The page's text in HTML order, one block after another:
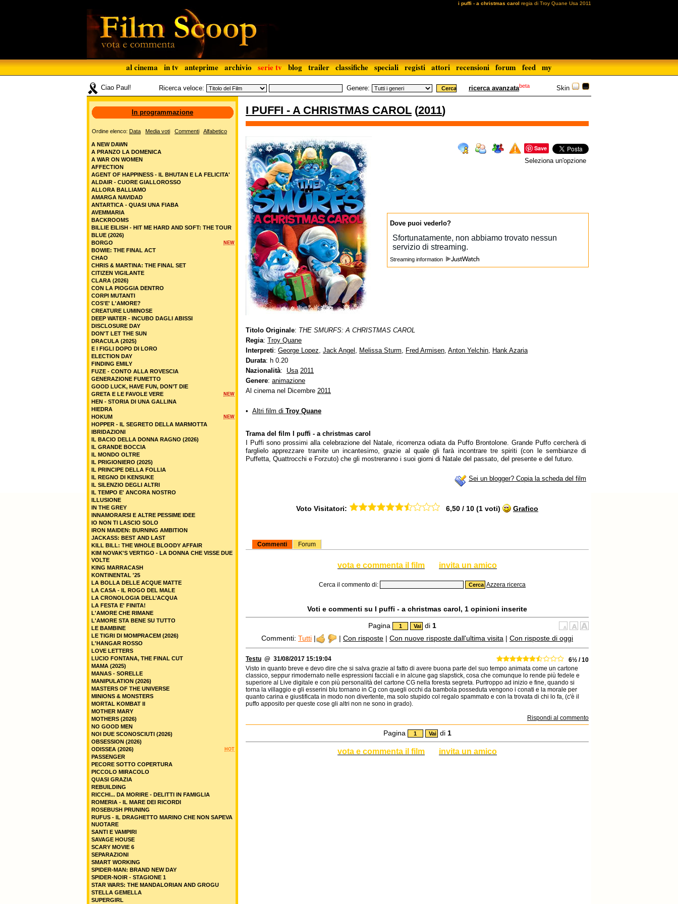
i puffi - a christmas carol regia di Troy Quane Usa 2011
al cinema in tv anteprime archivio serie tv blog trailer classifiche speciali registi attori recensioni forum feed my
Skin
Ciao Paul! Ricerca veloce: Genere: ricerca avanzatabeta
I PUFFI - A CHRISTMAS CAROL (2011)
Save
Seleziona un'opzione
Dove puoi vederlo?
Streaming information
Titolo Originale: THE SMURFS: A CHRISTMAS CAROL
Regia: Troy Quane
Interpreti: George Lopez, Jack Angel , Melissa Sturm, Fred Armisen, Anton Yelchin, Hank Azaria
Durata: h 0.20
Nazionalità: Usa 2011
Genere: animazione
Al cinema nel Dicembre 2011
• Altri film di Troy Quane
Trama del film I puffi - a christmas carol
I Puffi sono prossimi alla celebrazione del Natale, ricorrenza odiata da Puffo Brontolone. Grande Puffo cercherà di
farglielo apprezzare tramite un incantesimo, grazie al quale gli farà incontrare tre spiriti (con le sembianze di
Puffetta, Quattrocchi e Forzuto) che gli mostreranno i suoi giorni di Natale del passato, del presente e del futuro.
Sei un blogger? Copia la scheda del film
Voto Visitatori: 6,50 / 10 (1 voti) Grafico
Commenti Forum
vota e commenta il film invita un amico
Cerca il commento di: Azzera ricerca
Voti e commenti su I puffi - a christmas carol, 1 opinioni inserite
Pagina di 1
Commenti: Tutti | | Con risposte | Con nuove risposte dall'ultima visita | Con risposte di oggi
Testu @ 31/08/2017 15:19:04
6½ / 10
Visto in quanto breve e devo dire che si salva grazie al fatto di avere buona parte del suo tempo animata come un cartone
classico, seppur rimodernato nelle espressioni facciali e in alcune gag slapstick, cosa che comunque lo rende più fedele e
superiore al Live digitale e con più personalità del cartone CG nella foresta segreta. Purtroppo ad inizio e fine, quando si
torna la villaggio e gli esserini blu tornano in Cg con quegli occhi da bambola posseduta vengono i conati e la morale per
quanto carina e giustificata in modo non divertente, ma solo stupido col regalo spammato e con la trovata di chi lo fa, (c'è il
puffo apposito per queste cose gli altri non ne sono in grado).
Rispondi al commento
Pagina di 1
vota e commenta il film invita un amico
In programmazione
Ordine elenco: Data Media voti Commenti Alfabetico
A NEW DAWN
A PRANZO LA DOMENICA
A WAR ON WOMEN
AFFECTION
AGENT OF HAPPINESS - IL BHUTAN E LA FELICITA'
ALDAIR - CUORE GIALLOROSSO
ALLORA BALLIAMO
AMARGA NAVIDAD
ANTARTICA - QUASI UNA FIABA
AVEMMARIA
BACKROOMS
BILLIE EILISH - HIT ME HARD AND SOFT: THE TOUR
BLUE (2026)
NEW
BORGO
BOWIE: THE FINAL ACT
CHAO
CHRIS & MARTINA: THE FINAL SET
CITIZEN VIGILANTE
CLARA (2026)
CON LA PIOGGIA DENTRO
CORPI MUTANTI
COS'E' L'AMORE?
CREATURE LUMINOSE
DEEP WATER - INCUBO DAGLI ABISSI
DISCLOSURE DAY
DON'T LET THE SUN
DRACULA (2025)
E I FIGLI DOPO DI LORO
ELECTION DAY
FINDING EMILY
FUZE - CONTO ALLA ROVESCIA
GENERAZIONE FUMETTO
GOOD LUCK, HAVE FUN, DON’T DIE
NEW
GRETA E LE FAVOLE VERE
HEN - STORIA DI UNA GALLINA
HIEDRA
NEW
HOKUM
HOPPER - IL SEGRETO DELLA MARMOTTA
IBRIDAZIONI
IL BACIO DELLA DONNA RAGNO (2026)
IL GRANDE BOCCIA
IL MONDO OLTRE
IL PRIGIONIERO (2025)
IL PRINCIPE DELLA FOLLIA
IL REGNO DI KENSUKE
IL SILENZIO DEGLI ALTRI
IL TEMPO E' ANCORA NOSTRO
ILLUSIONE
IN THE GREY
INNAMORARSI E ALTRE PESSIME IDEE
IO NON TI LASCIO SOLO
IRON MAIDEN: BURNING AMBITION
JACKASS: BEST AND LAST
KILL BILL: THE WHOLE BLOODY AFFAIR
KIM NOVAK'S VERTIGO - LA DONNA CHE VISSE DUE
VOLTE
KING MARRACASH
KONTINENTAL '25
LA BOLLA DELLE ACQUE MATTE
LA CASA - IL ROGO DEL MALE
LA CRONOLOGIA DELL’ACQUA
LA FESTA E' FINITA!
L'AMORE CHE RIMANE
L'AMORE STA BENE SU TUTTO
LE BAMBINE
LE TIGRI DI MOMPRACEM (2026)
L'HANGAR ROSSO
LOVE LETTERS
LUCIO FONTANA, THE FINAL CUT
MAMA (2025)
MANAS - SORELLE
MANIPULATION (2026)
MASTERS OF THE UNIVERSE
MINIONS & MONSTERS
MORTAL KOMBAT II
MOTHER MARY
MOTHERS (2026)
NO GOOD MEN
NOI DUE SCONOSCIUTI (2026)
OBSESSION (2026)
HOT
ODISSEA (2026)
PASSENGER
PECORE SOTTO COPERTURA
PICCOLO MIRACOLO
QUASI GRAZIA
REBUILDING
RICCHI... DA MORIRE - DELITTI IN FAMIGLIA
ROMERIA - IL MARE DEI RICORDI
ROSEBUSH PRUNING
RUFUS - IL DRAGHETTO MARINO CHE NON SAPEVA
NUOTARE
SANTI E VAMPIRI
SAVAGE HOUSE
SCARY MOVIE 6
SEPARAZIONI
SMART WORKING
SPIDER-MAN: BRAND NEW DAY
SPIDER-NOIR - STAGIONE 1
STAR WARS: THE MANDALORIAN AND GROGU
STELLA GEMELLA
SUPERGIRL